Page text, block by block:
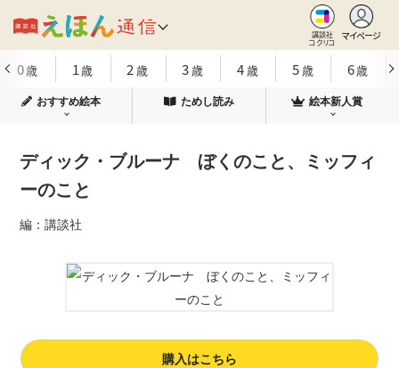
講談社
コクリコ
マイページ
0歳 1歳 2 歳 3歳 4歳 5歳 6歳
おすすめ絵本 ためし読み 絵本新人賞
ディック・ブルーナ ぼくのこと、ミッフィ
ーのこと
編：講談社
購入はこちら